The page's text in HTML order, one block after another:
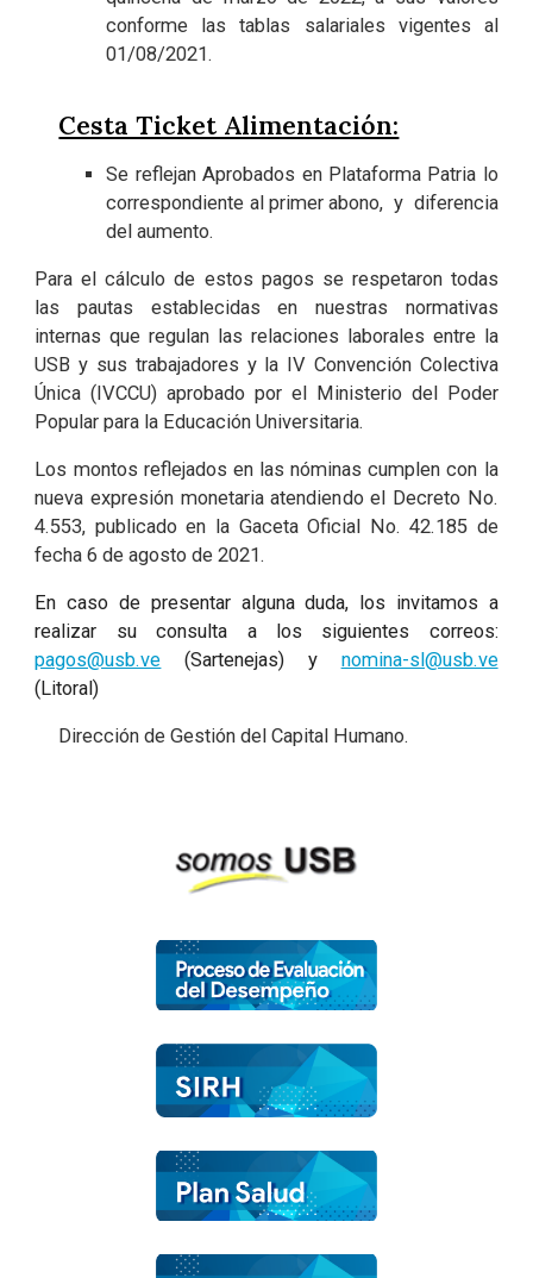
conforme las tablas salariales vigentes al
01/08/2021.
Cesta Ticket Alimentación:
Se reflejan Aprobados en Plataforma Patria lo
correspondiente al primer abono, y diferencia
del aumento.
Para el cálculo de estos pagos se respetaron todas
las pautas establecidas en nuestras normativas
internas que regulan las relaciones laborales entre la
USB y sus trabajadores y la IV Convención Colectiva
Única (IVCCU) aprobado por el Ministerio del Poder
Popular para la Educación Universitaria.
Los montos reflejados en las nóminas cumplen con la
nueva expresión monetaria atendiendo el Decreto No.
4.553, publicado en la Gaceta Oficial No. 42.185 de
fecha 6 de agosto de 2021.
En caso de presentar alguna duda, los invitamos a
realizar su consulta a los siguientes correos:
pagos@usb.ve (Sartenejas) y nomina-sl@usb.ve
(Litoral)
Dirección de Gestión del Capital Humano.